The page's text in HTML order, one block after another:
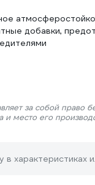
добавки,
за собой право
и место его
характеристиках